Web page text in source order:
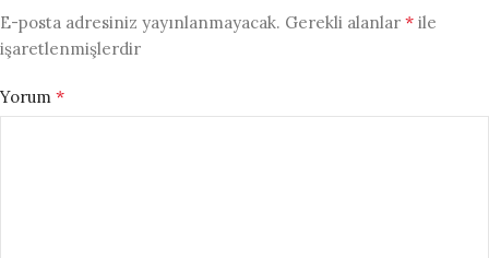
E-posta adresiniz yayınlanmayacak. Gerekli alanlar * ile
işaretlenmişlerdir
Yorum *